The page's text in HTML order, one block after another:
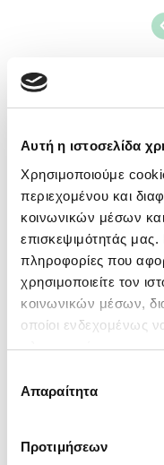
Αυτή η ιστοσελίδα
Χρησιμοποιούμε
περιεχομένου και
κοινωνικών μέσων
επισκεψιμότητάς
πληροφορίες που
χρησιμοποιείτε τον
κοινωνικών μέσων,
οποίοι ενδεχομένως
πληροφορίες που
των υπηρεσιών τους.
συγκατάθεσης
Απαραίτητα
Προτιμήσεων
Γιατί
έλεγχο σε 110